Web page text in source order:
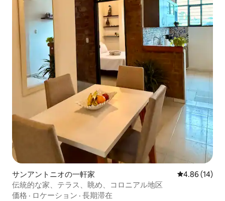
サンアントニオの一軒家 レビュー14
4.86 (14)
伝統的な家、テラス、眺め、コロニアル地区
価格 · ロケーション · 長期滞在